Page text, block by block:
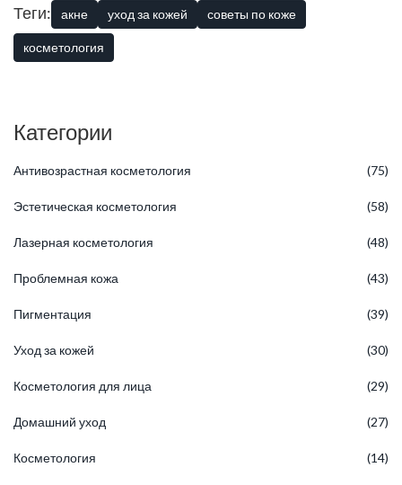
противовоспалительным действием. Проконсультируйтесь с
врачом, чтобы определить, каких веществ вам может не хватать,
и подберите соответствующий рацион или комплексы
витаминов.
Теги: акне уход за кожей советы по коже
косметология
Категории
Антивозрастная косметология (75)
Эстетическая косметология (58)
Лазерная косметология (48)
Проблемная кожа (43)
Пигментация (39)
Уход за кожей (30)
Косметология для лица (29)
Домашний уход (27)
Косметология (14)